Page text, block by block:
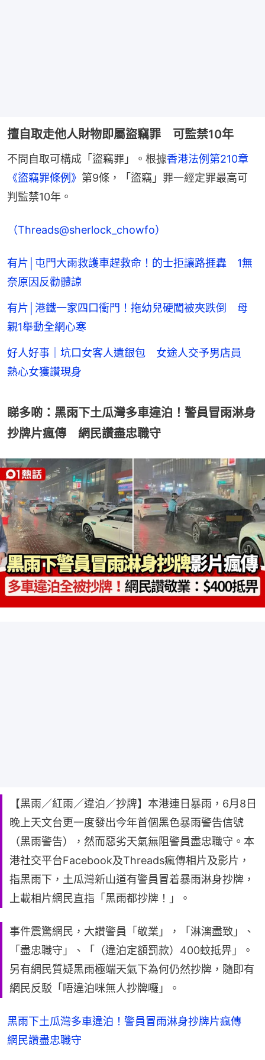
擅自取走他人財物即屬盜竊罪 可監禁10年
不問自取可構成「盜竊罪」。根據香港法例第210章
《盜竊罪條例》 第9條，「盜竊」罪一經定罪最高可
判監禁10年。
（Threads@sherlock_chowfo）
有片│屯門大雨救護車趕救命！的士拒讓路捱轟 1無
奈原因反勸體諒
有片│港鐵一家四口衝門！拖幼兒硬闖被夾跌倒 母
親1舉動全網心寒
好人好事｜坑口女客人遺銀包 女途人交予男店員
熱心女獲讚現身
睇多啲：黑雨下土瓜灣多車違泊！警員冒雨淋身
抄牌片瘋傳 網民讚盡忠職守
【黑雨／紅雨／違泊／抄牌】本港連日暴雨，6月8日
晚上天文台更一度發出今年首個黑色暴雨警告信號
（黑雨警告），然而惡劣天氣無阻警員盡忠職守。本
港社交平台Facebook及Threads瘋傳相片及影片，
指黑雨下，土瓜灣新山道有警員冒着暴雨淋身抄牌，
上載相片網民直指「黑雨都抄牌！」。
事件震驚網民，大讚警員「敬業」，「淋漓盡致」、
「盡忠職守」、「（違泊定額罰款）400蚊抵畀」。
另有網民質疑黑雨極端天氣下為何仍然抄牌，隨即有
網民反駁「唔違泊咪無人抄牌囉」。
黑雨下土瓜灣多車違泊！警員冒雨淋身抄牌片瘋傳
網民讚盡忠職守